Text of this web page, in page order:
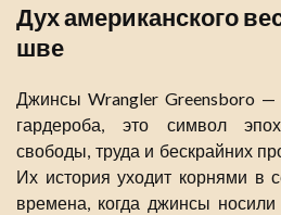
Дух американского
шве
Джинсы Wrangler Greensboro —
гардероба, это символ
свободы, труда и бескрайних
Их история уходит корнями в
времена, когда джинсы